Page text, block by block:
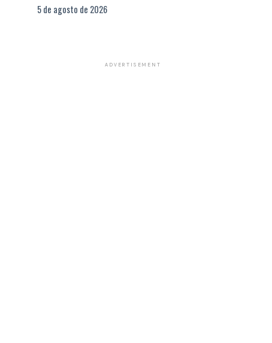
5 de agosto de 2026
ADVERTISEMENT